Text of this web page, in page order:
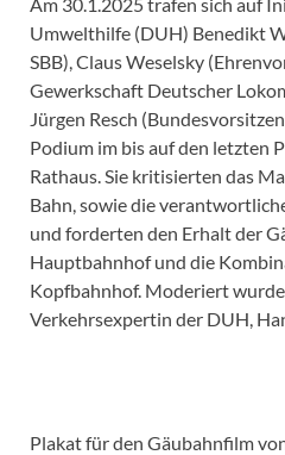
Umwelthilfe (DUH) Benedikt
SBB), Claus Weselsky
Gewerkschaft Deutscher
Jürgen Resch
Podium im bis auf den letzten
Rathaus. Sie kritisierten das
Bahn, sowie die
und forderten den Erhalt der
Hauptbahnhof und die
Kopfbahnhof. Moderiert
Verkehrsexpertin der DUH,
Plakat für den Gäubahnfilm